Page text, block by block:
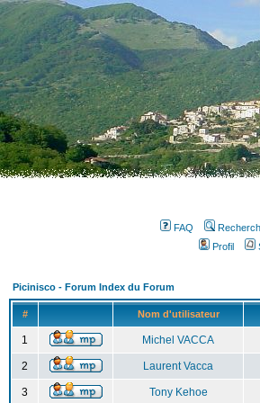
FAQ
Profil
Picinisco - Forum Index du Forum
# Nom d'utilisateur
1 Michel VACCA
2 Laurent Vacca
3 Tony Kehoe